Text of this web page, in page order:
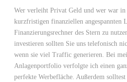
Wer verleiht Privat Geld und wer war
kurzfristigen finanziellen angespannten
Finanzierungsrechner des Stern zu
investieren sollten Sie uns telefonisch
wenn sie viel Traffic generieren. Bei
Anlagenportfolio verfolgte ich einen
perfekte Werbefläche. Außerdem